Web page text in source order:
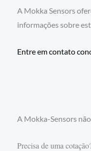
A Mokka Sensors
informações sobre
Entre em contato
A Mokka-Sensors
Precisa de uma